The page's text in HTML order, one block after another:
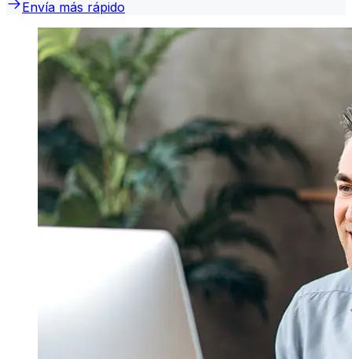
Envía más rápido